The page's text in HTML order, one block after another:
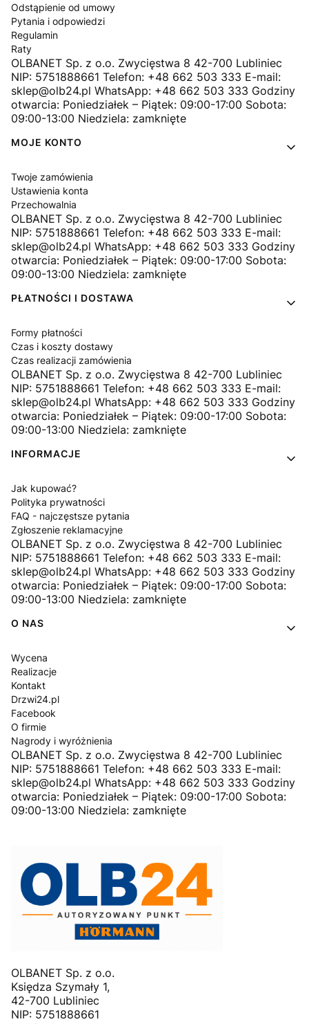
Odstąpienie od umowy
Pytania i odpowiedzi
Regulamin
Raty
OLBANET Sp. z o.o. Zwycięstwa 8 42-700 Lubliniec
NIP: 5751888661 Telefon: +48 662 503 333 E-mail:
sklep@olb24.pl WhatsApp: +48 662 503 333 Godziny
otwarcia: Poniedziałek – Piątek: 09:00-17:00 Sobota:
09:00-13:00 Niedziela: zamknięte
MOJE KONTO
Twoje zamówienia
Ustawienia konta
Przechowalnia
OLBANET Sp. z o.o. Zwycięstwa 8 42-700 Lubliniec
NIP: 5751888661 Telefon: +48 662 503 333 E-mail:
sklep@olb24.pl WhatsApp: +48 662 503 333 Godziny
otwarcia: Poniedziałek – Piątek: 09:00-17:00 Sobota:
09:00-13:00 Niedziela: zamknięte
PŁATNOŚCI I DOSTAWA
Formy płatności
Czas i koszty dostawy
Czas realizacji zamówienia
OLBANET Sp. z o.o. Zwycięstwa 8 42-700 Lubliniec
NIP: 5751888661 Telefon: +48 662 503 333 E-mail:
sklep@olb24.pl WhatsApp: +48 662 503 333 Godziny
otwarcia: Poniedziałek – Piątek: 09:00-17:00 Sobota:
09:00-13:00 Niedziela: zamknięte
INFORMACJE
Jak kupować?
Polityka prywatności
FAQ - najczęstsze pytania
Zgłoszenie reklamacyjne
OLBANET Sp. z o.o. Zwycięstwa 8 42-700 Lubliniec
NIP: 5751888661 Telefon: +48 662 503 333 E-mail:
sklep@olb24.pl WhatsApp: +48 662 503 333 Godziny
otwarcia: Poniedziałek – Piątek: 09:00-17:00 Sobota:
09:00-13:00 Niedziela: zamknięte
O NAS
Wycena
Realizacje
Kontakt
Drzwi24.pl
Facebook
O firmie
Nagrody i wyróżnienia
OLBANET Sp. z o.o. Zwycięstwa 8 42-700 Lubliniec
NIP: 5751888661 Telefon: +48 662 503 333 E-mail:
sklep@olb24.pl WhatsApp: +48 662 503 333 Godziny
otwarcia: Poniedziałek – Piątek: 09:00-17:00 Sobota:
09:00-13:00 Niedziela: zamknięte
OLBANET Sp. z o.o.
Księdza Szymały 1,
42-700 Lubliniec
NIP: 5751888661